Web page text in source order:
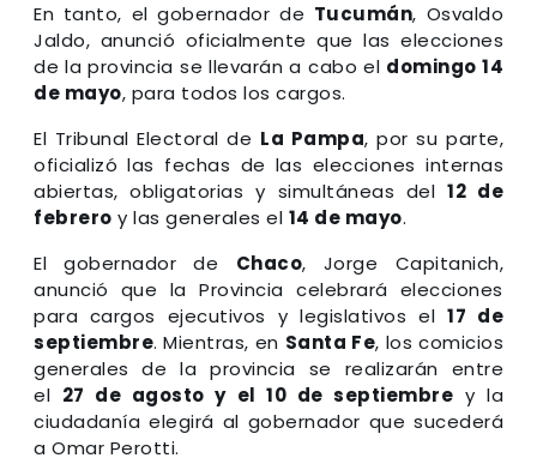
En tanto, el gobernador de Tucumán, Osvaldo
Jaldo, anunció oficialmente que las elecciones
de la provincia se llevarán a cabo el domingo 14
de mayo, para todos los cargos.
El Tribunal Electoral de La Pampa, por su parte,
oficializó las fechas de las elecciones internas
abiertas, obligatorias y simultáneas del12 de
febrero y las generales el 14 de mayo.
El gobernador de Chaco, Jorge Capitanich,
anunció que la Provincia celebrará elecciones
para cargos ejecutivos y legislativos el17 de
septiembre. Mientras, en Santa Fe, los comicios
generales de la provincia se realizarán entre
el 27 de agosto y el 10 de septiembre y la
ciudadanía elegirá al gobernador que sucederá
a Omar Perotti.